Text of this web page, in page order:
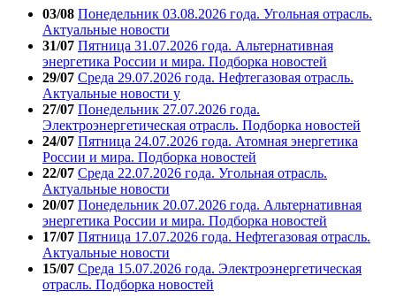
03/08 Понедельник 03.08.2026 года. Угольная отрасль.
Актуальные новости
31/07 Пятница 31.07.2026 года. Альтернативная
энергетика России и мира. Подборка новостей
29/07 Среда 29.07.2026 года. Нефтегазовая отрасль.
Актуальные новости у
27/07 Понедельник 27.07.2026 года.
Электроэнергетическая отрасль. Подборка новостей
24/07 Пятница 24.07.2026 года. Атомная энергетика
России и мира. Подборка новостей
22/07 Среда 22.07.2026 года. Угольная отрасль.
Актуальные новости
20/07 Понедельник 20.07.2026 года. Альтернативная
энергетика России и мира. Подборка новостей
17/07 Пятница 17.07.2026 года. Нефтегазовая отрасль.
Актуальные новости
15/07 Среда 15.07.2026 года. Электроэнергетическая
отрасль. Подборка новостей